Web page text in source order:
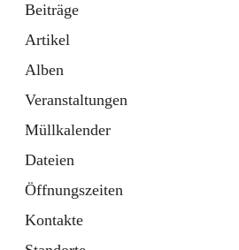
Beiträge
Artikel
Alben
Veranstaltungen
Müllkalender
Dateien
Öffnungszeiten
Kontakte
18 Schnellzugriffe
Gemeindeservice